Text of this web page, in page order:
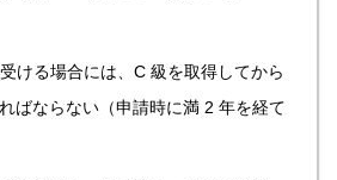
ける場合には、C 級を取得してから
ばならない（申請時に満 2 年を経て